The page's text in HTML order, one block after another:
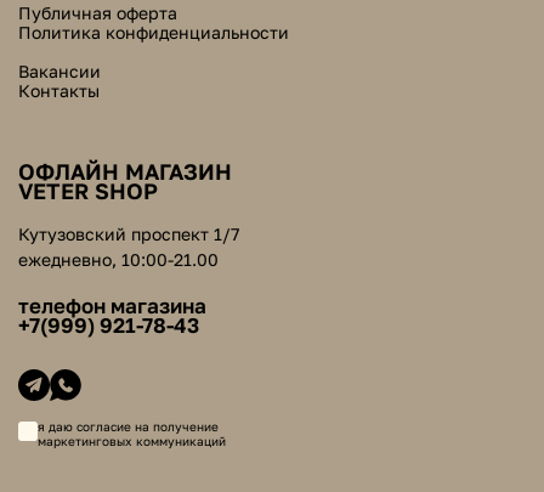
Публичная оферта
Политика конфиденциальности
Вакансии
Контакты
ОФЛАЙН МАГАЗИН
VETER SHOP
Кутузовский проспект 1/7
ежедневно, 10:00-21.00
телефон магазина
+7(999) 921-78-43
я даю согласие на получение
маркетинговых коммуникаций